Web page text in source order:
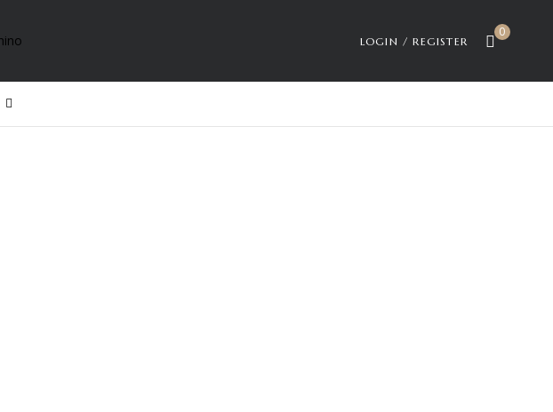
LOGIN / REGISTER
0